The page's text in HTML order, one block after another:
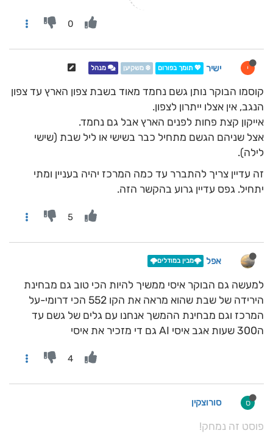
0
י ישיר 💖 תומך בפורום ❄️ משקיען מנהל
קוסמו הבוקר נותן גשם נחמד מאוד בשבת צפון הארץ עד צפון
הנגב, אין אצלו ייתרון לצפון.
אייקון קצת פחות לפנים הארץ אבל גם נחמד.
אצל שניהם הגשם מתחיל כבר בשישי או ליל שבת (שישי
לילה).
זה עדיין צריך להתברר עד כמה המרכז יהיה בעניין ומתי
יתחיל. גפס עדיין גרוע בהקשר הזה.
5
אפל 🌩️מבין במודלים🌩️
למעשה גם הבוקר איסי ממשיך להיות הכי טוב גם מבחינת
הירידה של שבת שהוא מראה את הקו 552 הכי דרומי-על
המרכז וגם מבחינת ההמשך אנחנו עם גלים של גשם עד
ה300 שעות אגב איסי AI גם די מזכיר את איסי
4
ס סורוצקין
פוסט זה נמחק!